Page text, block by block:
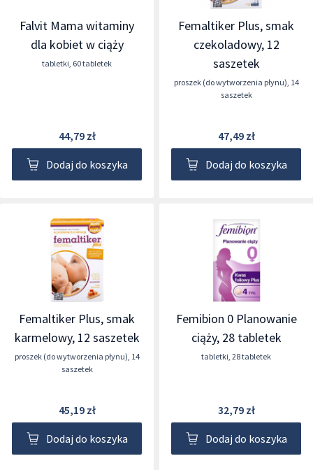
Falvit Mama witaminy
dla kobiet w ciąży
tabletki, 60 tabletek
44,79 zł
Dodaj do koszyka
Femaltiker Plus, smak
czekoladowy, 12
saszetek
proszek (do wytworzenia płynu), 14
saszetek
47,49 zł
Dodaj do koszyka
Femaltiker Plus, smak
karmelowy, 12 saszetek
proszek (do wytworzenia płynu), 14
saszetek
45,19 zł
Dodaj do koszyka
Femibion 0 Planowanie
ciąży, 28 tabletek
tabletki, 28 tabletek
32,79 zł
Dodaj do koszyka